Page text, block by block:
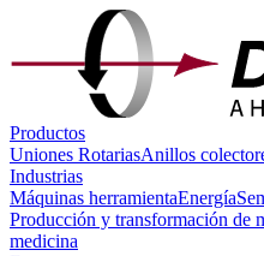
Productos
Uniones RotariasAnillos
Industrias
Máquinas herramientaEnergía
Producción y transformación de
medicina